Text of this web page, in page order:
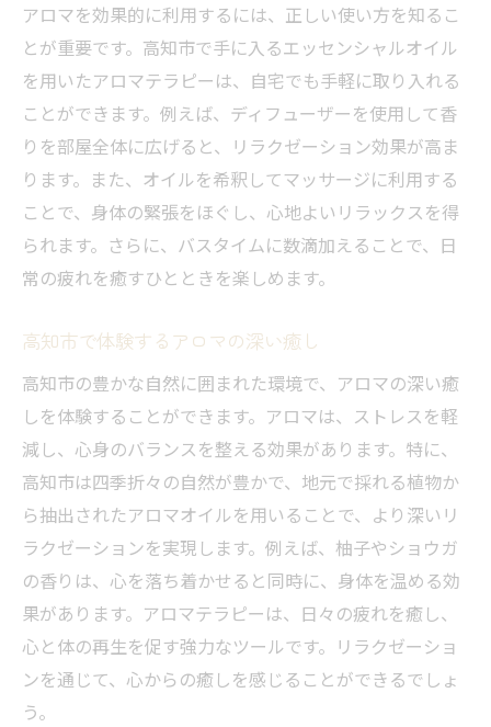
アロマを効果的に利用するには、正しい使い方を知るこ
とが重要です。高知市で手に入るエッセンシャルオイル
を用いたアロマテラピーは、自宅でも手軽に取り入れる
ことができます。例えば、ディフューザーを使用して香
りを部屋全体に広げると、リラクゼーション効果が高ま
ります。また、オイルを希釈してマッサージに利用する
ことで、身体の緊張をほぐし、心地よいリラックスを得
られます。さらに、バスタイムに数滴加えることで、日
常の疲れを癒すひとときを楽しめます。
高知市で体験するアロマの深い癒し
高知市の豊かな自然に囲まれた環境で、アロマの深い癒
しを体験することができます。アロマは、ストレスを軽
減し、心身のバランスを整える効果があります。特に、
高知市は四季折々の自然が豊かで、地元で採れる植物か
ら抽出されたアロマオイルを用いることで、より深いリ
ラクゼーションを実現します。例えば、柚子やショウガ
の香りは、心を落ち着かせると同時に、身体を温める効
果があります。アロマテラピーは、日々の疲れを癒し、
心と体の再生を促す強力なツールです。リラクゼーショ
ンを通じて、心からの癒しを感じることができるでしょ
う。